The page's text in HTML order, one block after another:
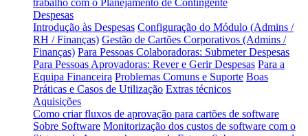
Despesas
Introdução às Despesas Configuração do Módulo (Admins /
RH / Finanças) Gestão de Cartões Corporativos (Admins /
Finanças) Para Pessoas Colaboradoras: Submeter Despesas
Para Pessoas Aprovadoras: Rever e Gerir Despesas Para a
Equipa Financeira Problemas Comuns e Suporte Boas
Práticas e Casos de Utilização Extras técnicos
Aquisições
Como criar fluxos de aprovação para cartões de software
Sobre Software Monitorização dos custos de software com o